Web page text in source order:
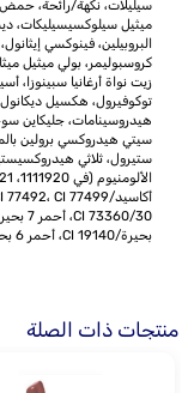
سيليلات، نكهة/رائحة، حمض
ميثيل سيلوكسيسيليكات،
كروسبوليمر، بولي ميثيل
زيت نواة أرغانيا سبينوزا،
توكوفيرول، هكسيل
هيدروسينامات، جليكاين
سيتي هيدروكسي برولين
ستيرول، ثلاثي
بحيرة/CI 19140، أحمر 6 بحيرة /سي 15850 ]. [2007-1]
منتجات ذات الصلة